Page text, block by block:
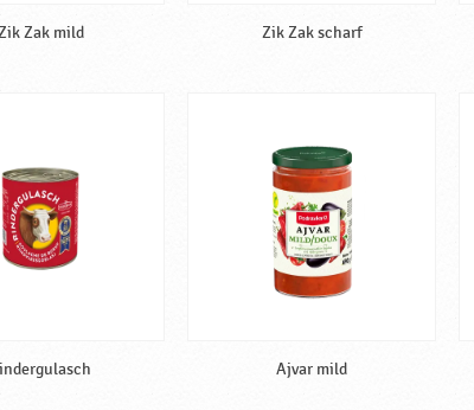
Zak mild Zik Zak scharf
Ajvar mild